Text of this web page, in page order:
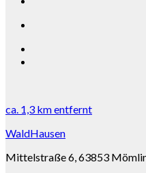
ca. 1,3 kmentfernt
WaldHausen
Mittelstraße 6, 63853